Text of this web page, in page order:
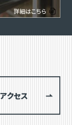
アクセス